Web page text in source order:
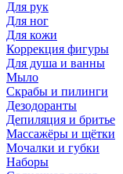
Для рук
Для ног
Для кожи
Коррекция фигуры
Для душа и ванны
Мыло
Скрабы и пилинги
Дезодоранты
Депиляция и бритье
Массажёры и щётки
Мочалки и губки
Наборы